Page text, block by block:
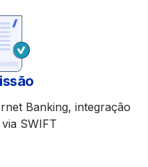
Banking, integração
SWIFT